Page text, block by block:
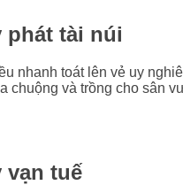
phát tài núi
nhanh toát lên vẻ uy
chuộng và trồng cho sân
vạn tuế